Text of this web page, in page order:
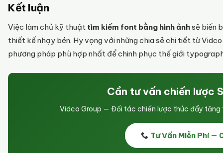
Kết luận
Việc làm chủ kỹ thuật tìm kiếm font bằng hình ảnhsẽ biến
thiết kế nhạy bén. Hy vọng với những chia sẻ chi tiết từ
phương pháp phù hợp nhất để chinh phục thế giới
Cần tư vấn chiến lược
Vidco Group — Đối tác chiến lược thúc đẩy
Tư Vấn Miễn Phí —